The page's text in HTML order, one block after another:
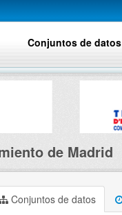
Conjuntos de datos
de Madrid
Conjuntos de datos